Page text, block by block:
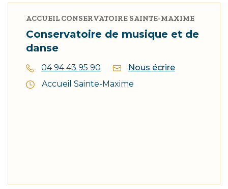
ACCUEIL CONSERVATOIRE SAINTE-MAXIME
Conservatoire de musique et de
danse
04 94 43 95 90
Nous écrire
Accueil Sainte-Maxime